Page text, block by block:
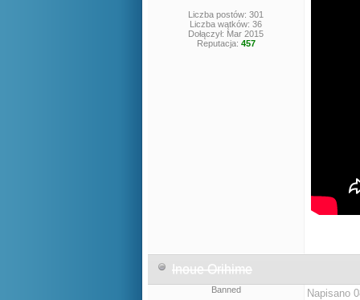
Liczba postów: 301
Liczba wątków: 36
Dołączył: Mar 2015
Reputacja: 457
Inoue Orihime
Banned Napisano